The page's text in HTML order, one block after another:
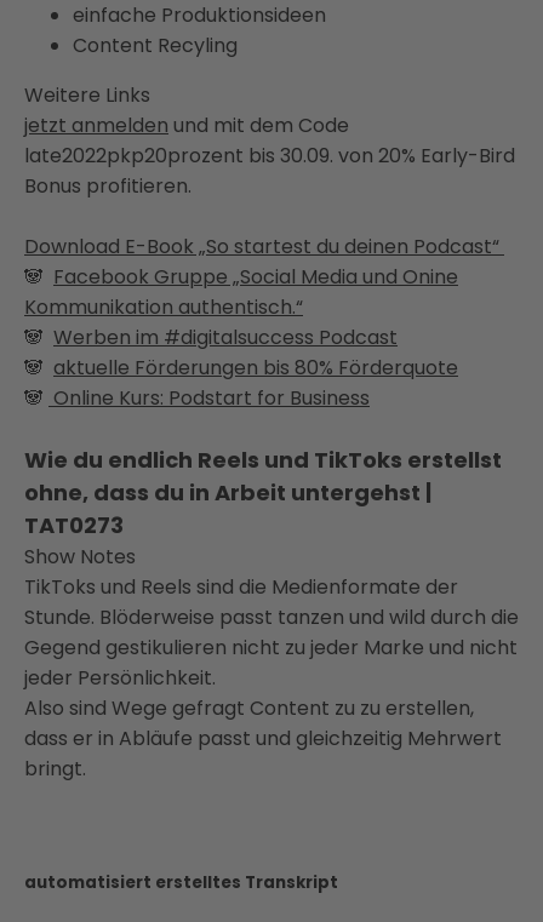
einfache Produktionsideen
Content Recyling
Weitere Links
jetzt anmelden und mit dem Code
late2022pkp20prozent bis 30.09. von 20% Early-Bird
Bonus profitieren.
Download E-Book „So startest du deinen Podcast“
🐼 Facebook Gruppe „Social Media und Onine
Kommunikation authentisch.“
🐼 Werben im #digitalsuccess Podcast
🐼 aktuelle Förderungen bis 80% Förderquote
🐼 Online Kurs: Podstart for Business
Wie du endlich Reels und TikToks erstellst
ohne, dass du in Arbeit untergehst |
TAT0273
Show Notes
​TikToks und Reels sind die Medienformate der
Stunde. Blöderweise passt tanzen und wild durch die
Gegend gestikulieren nicht zu jeder Marke und nicht
jeder Persönlichkeit.
Also sind Wege gefragt Content zu zu erstellen,
dass er in Abläufe passt und gleichzeitig Mehrwert
bringt.
automatisiert erstelltes Transkript